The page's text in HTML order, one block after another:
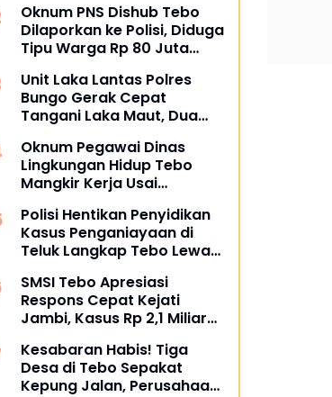
Dibakar
Oknum PNS Dishub Tebo
Dilaporkan ke Polisi, Diduga
Tipu Warga Rp 80 Juta
Unit Laka Lantas Polres
Bungo Gerak Cepat
Tangani Laka Maut, Dua
Oknum Pegawai Dinas
Lingkungan Hidup Tebo
Mangkir Kerja Usai
Bungkam
Polisi Hentikan Penyidikan
Kasus Penganiayaan di
Teluk Langkap Tebo Lewat
Restoratif
SMSI Tebo Apresiasi
Respons Cepat Kejati
Jambi, Kasus Rp 2,1 Miliar
Kesabaran Habis! Tiga
Desa di Tebo Sepakat
Kepung Jalan, Perusahaan